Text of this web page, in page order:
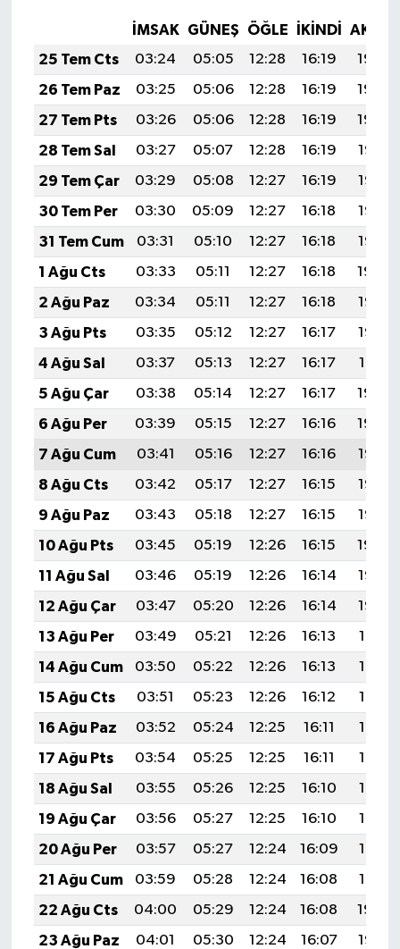
İMSAK GÜNEŞ ÖĞLE İKINDI
25 Tem Cts
03:24 05:05 12:28 16:19
19:40
26 Tem Paz
03:25 05:06 12:28 16:19
19:40
27 Tem Pts
03:26 05:06 12:28 16:19
19:39
28 Tem Sal
03:27 05:07 12:28 16:19
19:38
29 Tem Çar
03:29 05:08 12:27 16:19
19:37
30 Tem Per
03:30 05:09 12:27 16:18
19:36
31 Tem Cum
03:31 05:10 12:27 16:18
19:35
1 Ağu Cts
03:33 05:11 12:27 16:18
19:34
2 Ağu Paz
03:34 05:11 12:27 16:18
19:33
3 Ağu Pts
03:35 05:12 12:27 16:17
19:32
4 Ağu Sal
03:37 05:13 12:27 16:17
19:31
5 Ağu Çar
03:38 05:14 12:27 16:17
19:30
6 Ağu Per
03:39 05:15 12:27 16:16
19:29
7 Ağu Cum
03:41 05:16 12:27 16:16
19:28
8 Ağu Cts
03:42 05:17 12:27 16:15
19:27
9 Ağu Paz
03:43 05:18 12:27 16:15
19:26
10 Ağu Pts
03:45 05:19 12:26 16:15
19:24
11 Ağu Sal
03:46 05:19 12:26 16:14
19:23
12 Ağu Çar
03:47 05:20 12:26 16:14
19:22
13 Ağu Per
03:49 05:21 12:26 16:13
19:21
14 Ağu Cum
03:50 05:22 12:26 16:13
19:19
15 Ağu Cts
03:51 05:23 12:26 16:12
19:18
16 Ağu Paz
03:52 05:24 12:25 16:11
19:17
17 Ağu Pts
03:54 05:25 12:25 16:11
19:16
18 Ağu Sal
03:55 05:26 12:25 16:10
19:14
19 Ağu Çar
03:56 05:27 12:25 16:10
19:13
20 Ağu Per
03:57 05:27 12:24 16:09
19:12
21 Ağu Cum
03:59 05:28 12:24 16:08
19:10
22 Ağu Cts
04:00 05:29 12:24 16:08
19:09
23 Ağu Paz
04:01 05:30 12:24 16:07
19:07